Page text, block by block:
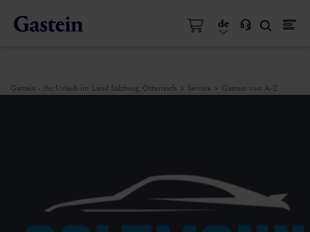
de
Gastein - Ihr Urlaub im Land Salzburg, Österreich Service Gastein von A-Z